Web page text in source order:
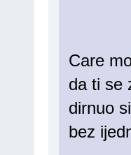
Care
da ti se
dirnuo
bez